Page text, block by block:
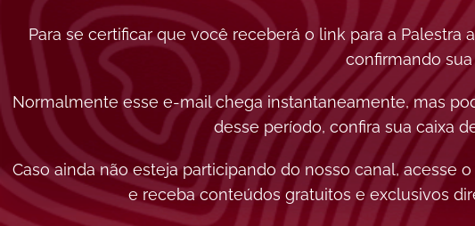
Para se certificar que você receberá o link para a
confirmando sua
Normalmente esse e-mail chega instantaneamente, mas
desse período, confira sua caixa
Caso ainda não esteja participando do nosso canal, acesse
e receba conteúdos gratuitos e exclusivos